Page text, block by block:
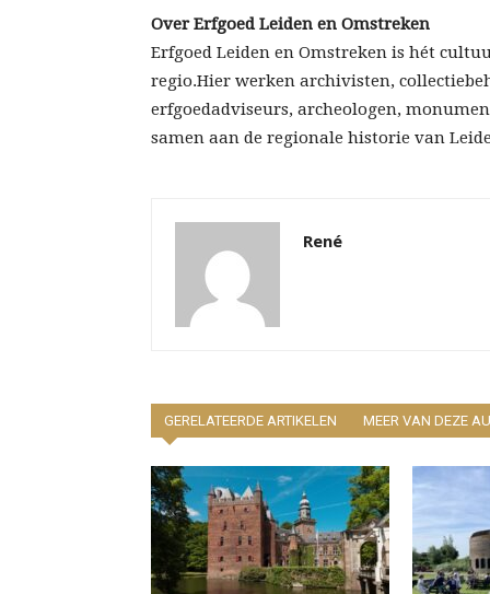
Over Erfgoed Leiden en Omstreken
Erfgoed Leiden en Omstreken is hét
regio.Hier werken archivisten,
erfgoedadviseurs, archeologen,
samen aan de regionale historie van
René
GERELATEERDE ARTIKELEN MEER VAN DEZE